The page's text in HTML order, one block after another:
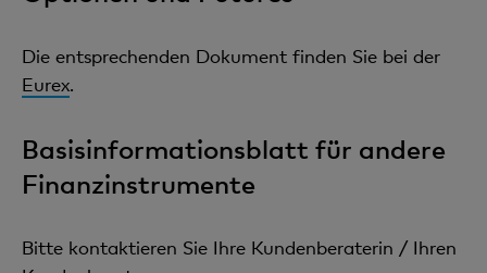
Die entsprechenden Dokument finden Sie bei der
Eurex.
Basisinformationsblatt für andere
Finanzinstrumente
Bitte kontaktieren Sie Ihre Kundenberaterin / Ihren